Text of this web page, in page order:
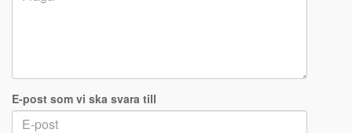
E-post som vi ska svara till